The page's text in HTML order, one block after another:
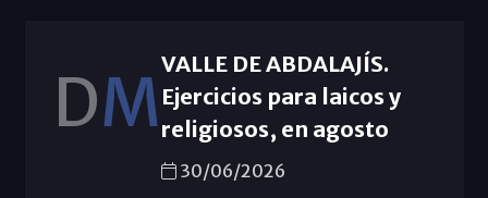
DMVALLE DE ABDALAJÍS.
Ejercicios para laicos y
religiosos, en agosto
30/06/2026